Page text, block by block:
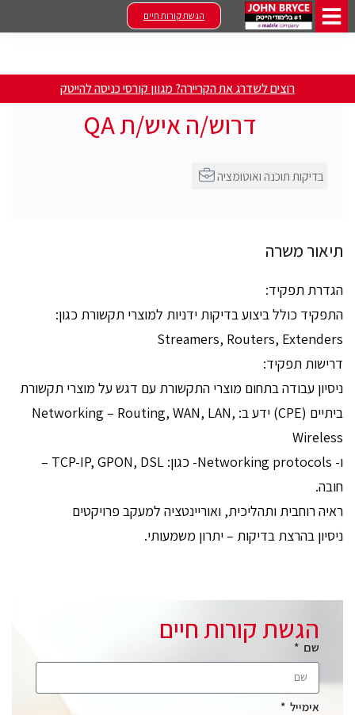
הגשת קורות חיים
רוצים לשדרג את הקריירה? מגוון קורסי כניסה להייטק
דרוש/ה איש/ת QA
תיאור משרה
הגדרת תפקיד:
התפקיד כולל ביצוע בדיקות ידניות למוצרי תקשורת כגון:
Streamers, Routers, Extenders
דרישות תפקיד:
ניסיון עבודה בתחום מוצרי התקשורת עם דגש על מוצרי תקשורת
ביתיים (CPE) ידע ב: Networking – Routing, WAN, LAN,
Wireless
ו- Networking protocols- כגון: TCP-IP, GPON, DSL –
חובה.
ראיה רוחבית ותהליכית, ואוריינטציה למעקב פרויקטים
ניסיון בהרצת בדיקות – יתרון משמעותי.
הגשת קורות חיים
שם
אימייל